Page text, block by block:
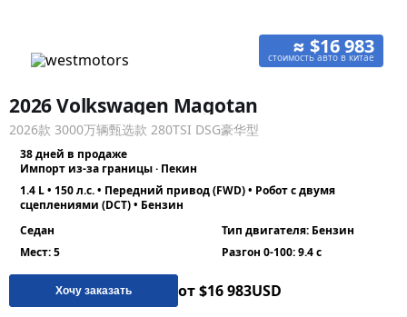
≈ $16 983
стоимость авто в китае
2026 Volkswagen Magotan
2026款 3000万辆甄选款 280TSI DSG豪华型
38 дней в продаже
Импорт из-за границы · Пекин
1.4 L • 150 л.с. • Передний привод (FWD) • Робот с двумя
сцеплениями (DCT) • Бензин
Седан
Тип двигателя: Бензин
Мест: 5
Разгон 0-100: 9.4 с
Хочу заказать от $16 983USD